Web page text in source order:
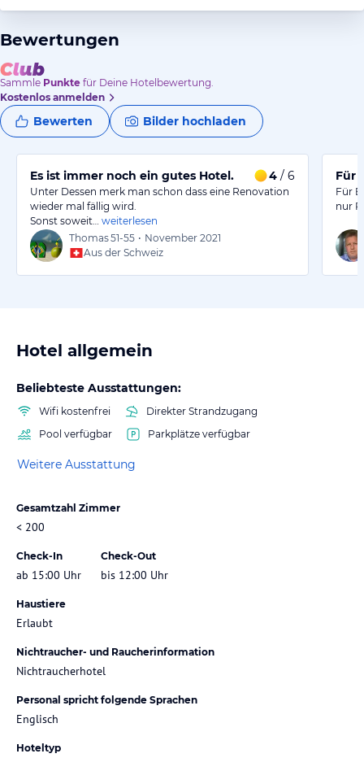
Bewertungen
Sammle Punkte für Deine Hotelbewertung.
Kostenlos anmelden
Bewerten Bilder hochladen
Es ist immer noch ein gutes Hotel. 4 / 6
Unter Dessen merk man schon dass eine Renovation
wieder mal fällig wird.
Sonst soweit…
weiterlesen
Thomas51-55 • November 2021
Aus der Schweiz
Für
Für
nur
Hotel allgemein
Beliebteste Ausstattungen:
Wifi kostenfrei
Direkter Strandzugang
Pool verfügbar
Parkplätze verfügbar
Weitere Ausstattung
Gesamtzahl Zimmer
< 200
Check-In
ab 15:00 Uhr
Check-Out
bis 12:00 Uhr
Haustiere
Erlaubt
Nichtraucher- und Raucherinformation
Nichtraucherhotel
Personal spricht folgende Sprachen
Englisch
Hoteltyp